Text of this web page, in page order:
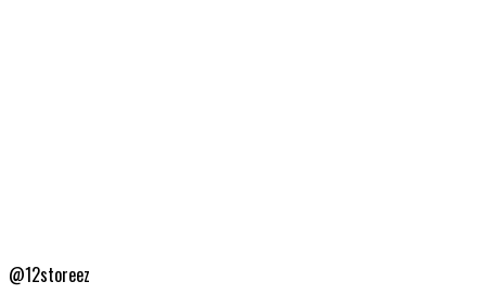
@12storeez